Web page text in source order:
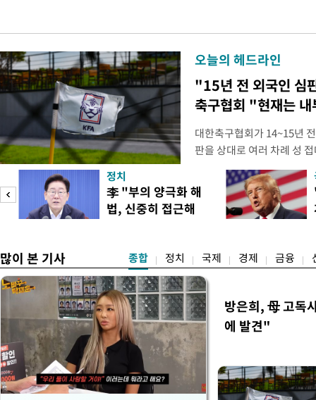
오늘의 헤드라인
"15년 전 외국인 심
축구협회 "현재는
대한축구협회가 14~15년
판을 상대로 여러 차례 성
구계에 따르면 국회의 한
년 국제심판 10여 명에게
축구협회는 외국인 심판과
수십만원에서 많게는 100
정치
李 "부의 양극화 해
법, 신중히 접근해
많이 본 기사 종합 정치 국제 경제 금융
방은희, 母 고독
에 발견"